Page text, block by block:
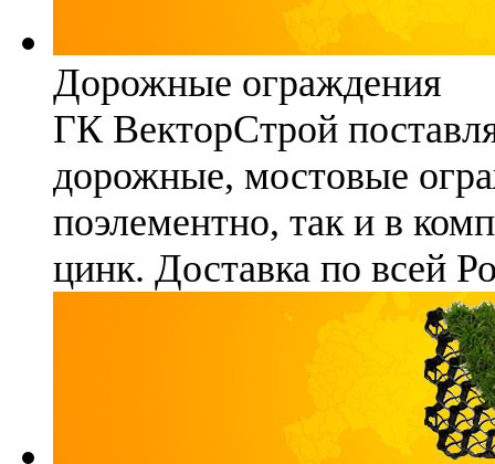
Дорожные ограждения
ГК ВекторСтрой
дорожные, мостовые
поэлементно, так и в
цинк. Доставка по всей